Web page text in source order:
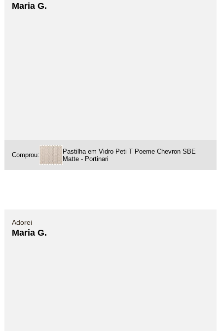
Maria G.
Comprou:
Pastilha em Vidro Peti T Poeme Chevron SBE
Matte - Portinari
Adorei
Maria G.